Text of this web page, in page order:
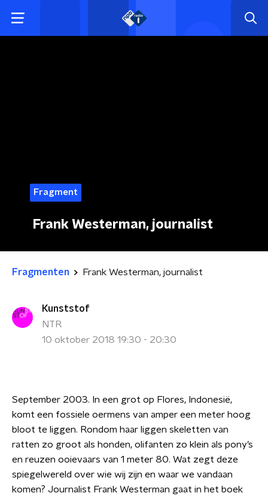
Fragment
Frank Westerman, journalist
Fragmenten Frank Westerman, journalist
Kunststof
NTR
10 oktober 2018 19:30 - 20:30
September 2003. In een grot op Flores, Indonesië,
komt een fossiele oermens van amper een meter hoog
bloot te liggen. Rondom haar liggen skeletten van
ratten zo groot als honden, olifanten zo klein als pony’s
en reuzen ooievaars van 1 meter 80. Wat zegt deze
spiegelwereld over wie wij zijn en waar we vandaan
komen? Journalist Frank Westerman gaat in het boek